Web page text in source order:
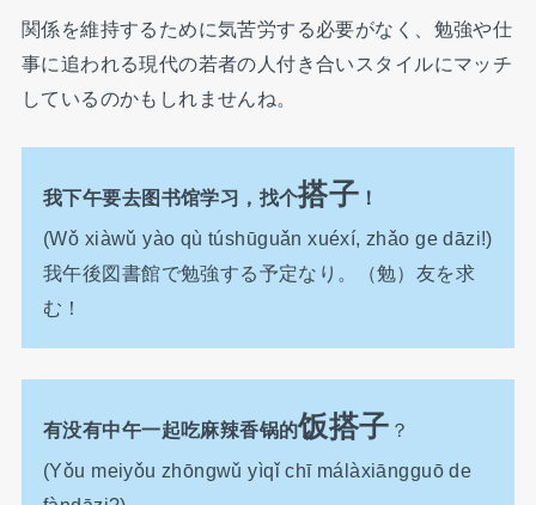
関係を維持するために気苦労する必要がなく、勉強や仕
事に追われる現代の若者の人付き合いスタイルにマッチ
しているのかもしれませんね。
我下午要去图书馆学习，找个搭子 ！
(Wǒ xiàwǔ yào qù túshūguǎn xuéxí, zhǎo ge dāzi!)
我午後図書館で勉強する予定なり。（勉）友を求
む！
有没有中午一起吃麻辣香锅的饭搭子 ？
(Yǒu meiyǒu zhōngwǔ yìqǐ chī málàxiāngguō de